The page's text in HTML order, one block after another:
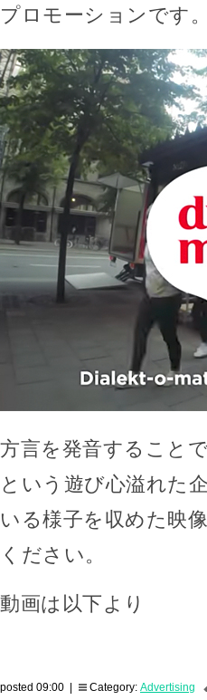
プロモーションです。
方言を発音すること
という遊び心溢れた
いる様子を収めた映
ください。
動画は以下より
posted 09:00 | Category: Advertising